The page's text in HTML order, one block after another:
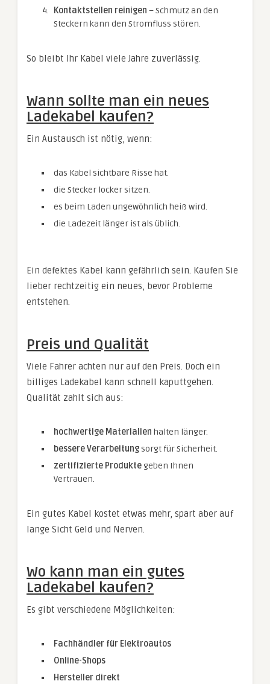
Kontaktstellen reinigen – Schmutz an den
Steckern kann den Stromfluss stören.
So bleibt Ihr Kabel viele Jahre zuverlässig.
Wann sollte man ein neues
Ladekabel kaufen?
Ein Austausch ist nötig, wenn:
das Kabel sichtbare Risse hat.
die Stecker locker sitzen.
es beim Laden ungewöhnlich heiß wird.
die Ladezeit länger ist als üblich.
Ein defektes Kabel kann gefährlich sein. Kaufen Sie
lieber rechtzeitig ein neues, bevor Probleme
entstehen.
Preis und Qualität
Viele Fahrer achten nur auf den Preis. Doch ein
billiges Ladekabel kann schnell kaputtgehen.
Qualität zahlt sich aus:
hochwertige Materialien halten länger.
bessere Verarbeitung sorgt für Sicherheit.
zertifizierte Produktegeben Ihnen
Vertrauen.
Ein gutes Kabel kostet etwas mehr, spart aber auf
lange Sicht Geld und Nerven.
Wo kann man ein gutes
Ladekabel kaufen?
Es gibt verschiedene Möglichkeiten:
Fachhändler für Elektroautos
Online-Shops
Hersteller direkt